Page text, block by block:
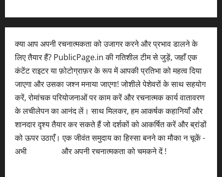
क्या आप अपनी रचनात्मकता को उजागर करने और प्रभाव डालने के
लिए तैयार हैं? PublicPage.in की गतिशील टीम से जुड़ें, जहाँ एक
कंटेंट राइटर या फ़ोटोग्राफ़र के रूप में आपकी प्रतिभा को महत्व दिया
जाएगा और उसका जश्न मनाया जाएगा! जोशीले पेशेवरों के साथ सहयोग
करें, रोमांचक परियोजनाओं पर काम करें और रचनात्मक कार्य वातावरण
के लचीलेपन का आनंद लें। साथ मिलकर, हम आकर्षक कहानियाँ और
शानदार दृश्य तैयार कर सकते हैं जो दर्शकों को आकर्षित करें और ब्रांडों
को ऊपर उठाएँ। एक जीवंत समुदाय का हिस्सा बनने का मौका न चूकें -
अभी
और अपनी रचनात्मकता को चमकने दें !